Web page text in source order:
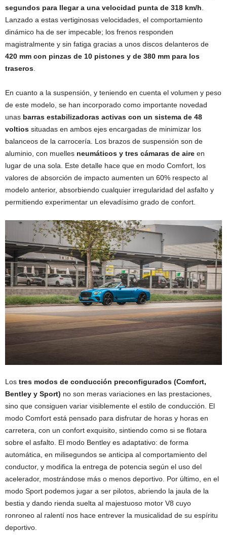
segundos para llegar a una velocidad punta de 318 km/h
Lanzado a estas vertiginosas velocidades, el comportamiento
dinámico ha de ser impecable; los frenos responden
magistralmente y sin fatiga gracias a unos discos delanteros de
420 mm con pinzas de 10 pistones y de 380 mm para los
traseros
En cuanto a la suspensión, y teniendo en cuenta el volumen y peso
de este modelo, se han incorporado como importante novedad
unas barras estabilizadoras activas con un sistema de 48
voltios situadas en ambos ejes encargadas de minimizar los
balanceos de la carrocería. Los brazos de suspensión son de
aluminio, con muelles neumáticos y tres cámaras de aire en
lugar de una sola. Este detalle hace que en modo Comfort, los
valores de absorción de impacto aumenten un 60% respecto al
modelo anterior, absorbiendo cualquier irregularidad del asfalto y
permitiendo experimentar un elevadísimo grado de confort.
Los tres modos de conducción preconfigurados (Comfort,
Bentley y Sport) no son meras variaciones en las prestaciones,
sino que consiguen variar visiblemente el estilo de conducción. El
modo Comfort está pensado para disfrutar de horas y horas en
carretera, con un confort exquisito, sintiendo como si se flotara
sobre el asfalto. El modo Bentley es adaptativo: de forma
automática, en milisegundos se anticipa al comportamiento del
conductor, y modifica la entrega de potencia según el uso del
acelerador, mostrándose más o menos deportivo. Por último, en el
modo Sport podemos jugar a ser pilotos, abriendo la jaula de la
bestia y dando rienda suelta al majestuoso motor V8 cuyo
ronroneo al ralentí nos hace entrever la musicalidad de su espíritu
deportivo.